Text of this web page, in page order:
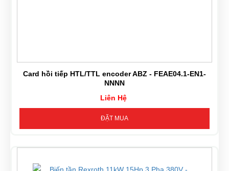
Card hồi tiếp HTL/TTL encoder ABZ - FEAE04.1-EN1-
NNNN
Liên Hệ
ĐẶT MUA